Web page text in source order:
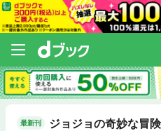
最新刊
ジョジョの奇妙な冒